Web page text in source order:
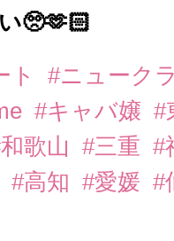
🥺🫶🏻
ト
#ニューク
#キャバ嬢 #
歌山 #三重 #
#高知 #愛媛 #